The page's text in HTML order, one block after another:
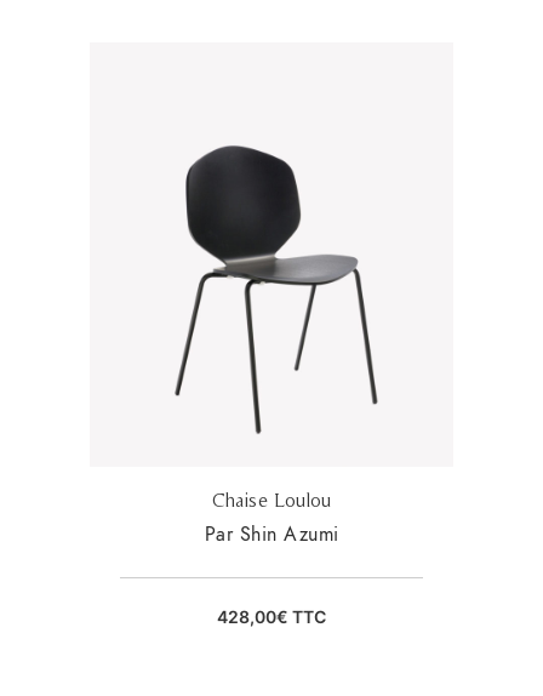
Chaise Loulou
Par Shin Azumi
428,00€ TTC